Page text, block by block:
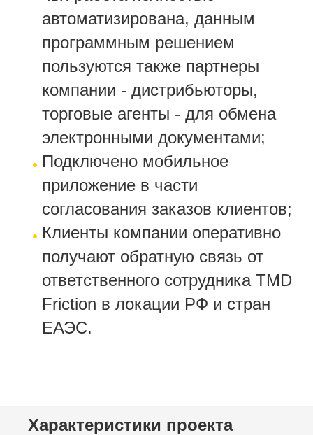
автоматизирована, данным
программным решением
пользуются также партнеры
компании - дистрибьюторы,
торговые агенты - для обмена
электронными документами;
Подключено мобильное
приложение в части
согласования заказов клиентов;
Клиенты компании оперативно
получают обратную связь от
ответственного сотрудника TMD
Friction в локации РФ и стран
ЕАЭС.
Характеристики проекта